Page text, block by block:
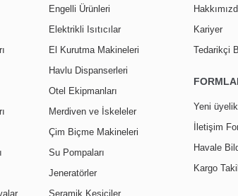
Engelli Ürünleri
Elektrikli Isıtıcılar
El Kurutma Makineleri
Havlu Dispanserleri
Otel Ekipmanları
Merdiven ve İskeleler
Çim Biçme Makineleri
Su Pompaları
Jeneratörler
Seramik Kesiciler
Kariyer
Tedarikçi
Yeni üyelik
İletişim
Havale
Kargo